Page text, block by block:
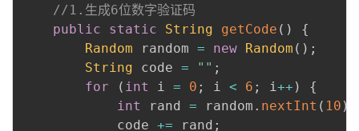
//1.生成6位数字验证码
public
static String getCode ( )
{
Random random = new Random ( ) ;
String code = "" ;
for
( int i = 0 ; i < 6 ; i++ )
{
int
rand = random . nextInt ( 10 )
            code
+= rand ;